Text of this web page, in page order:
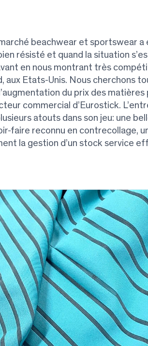
marché beachwear et sportswear a
résisté et quand la situation
en nous montrant très
aux Etats-Unis. Nous cherchons
du prix des matières
commercial d’Eurostick.
atouts dans son jeu: une
faire reconnu en contrecollage,
la gestion d’un stock service